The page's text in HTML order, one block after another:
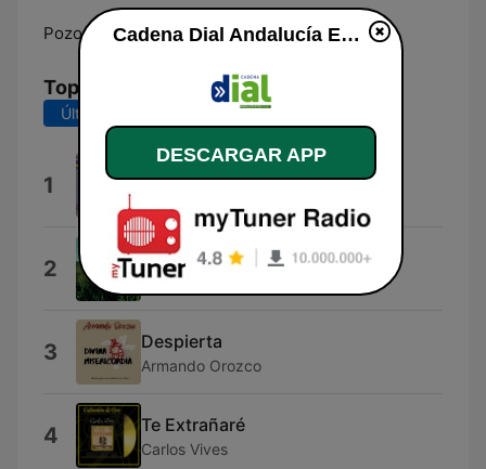
Pozo Alcón: 91.8 FM
Top Canciones
Últimos 7 días Últimos 30 días
1 De sapo a rana
2 Enamorarme de Ti
David DeMaría
3 Despierta
Armando Orozco
4 Te Extrañaré
Carlos Vives
Cadena Dial Andalucía Este 91.8 FM en vivo
DESCARGAR APP